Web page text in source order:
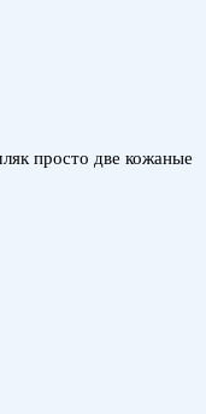
просто две кожаные